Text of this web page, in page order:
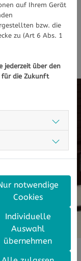
auf Ihrem Gerät
bzw. die
zu (Art 6 Abs. 1
jederzeit über den
für die Zukunft
notwendige
Cookies
Individuelle
Auswahl
übernehmen